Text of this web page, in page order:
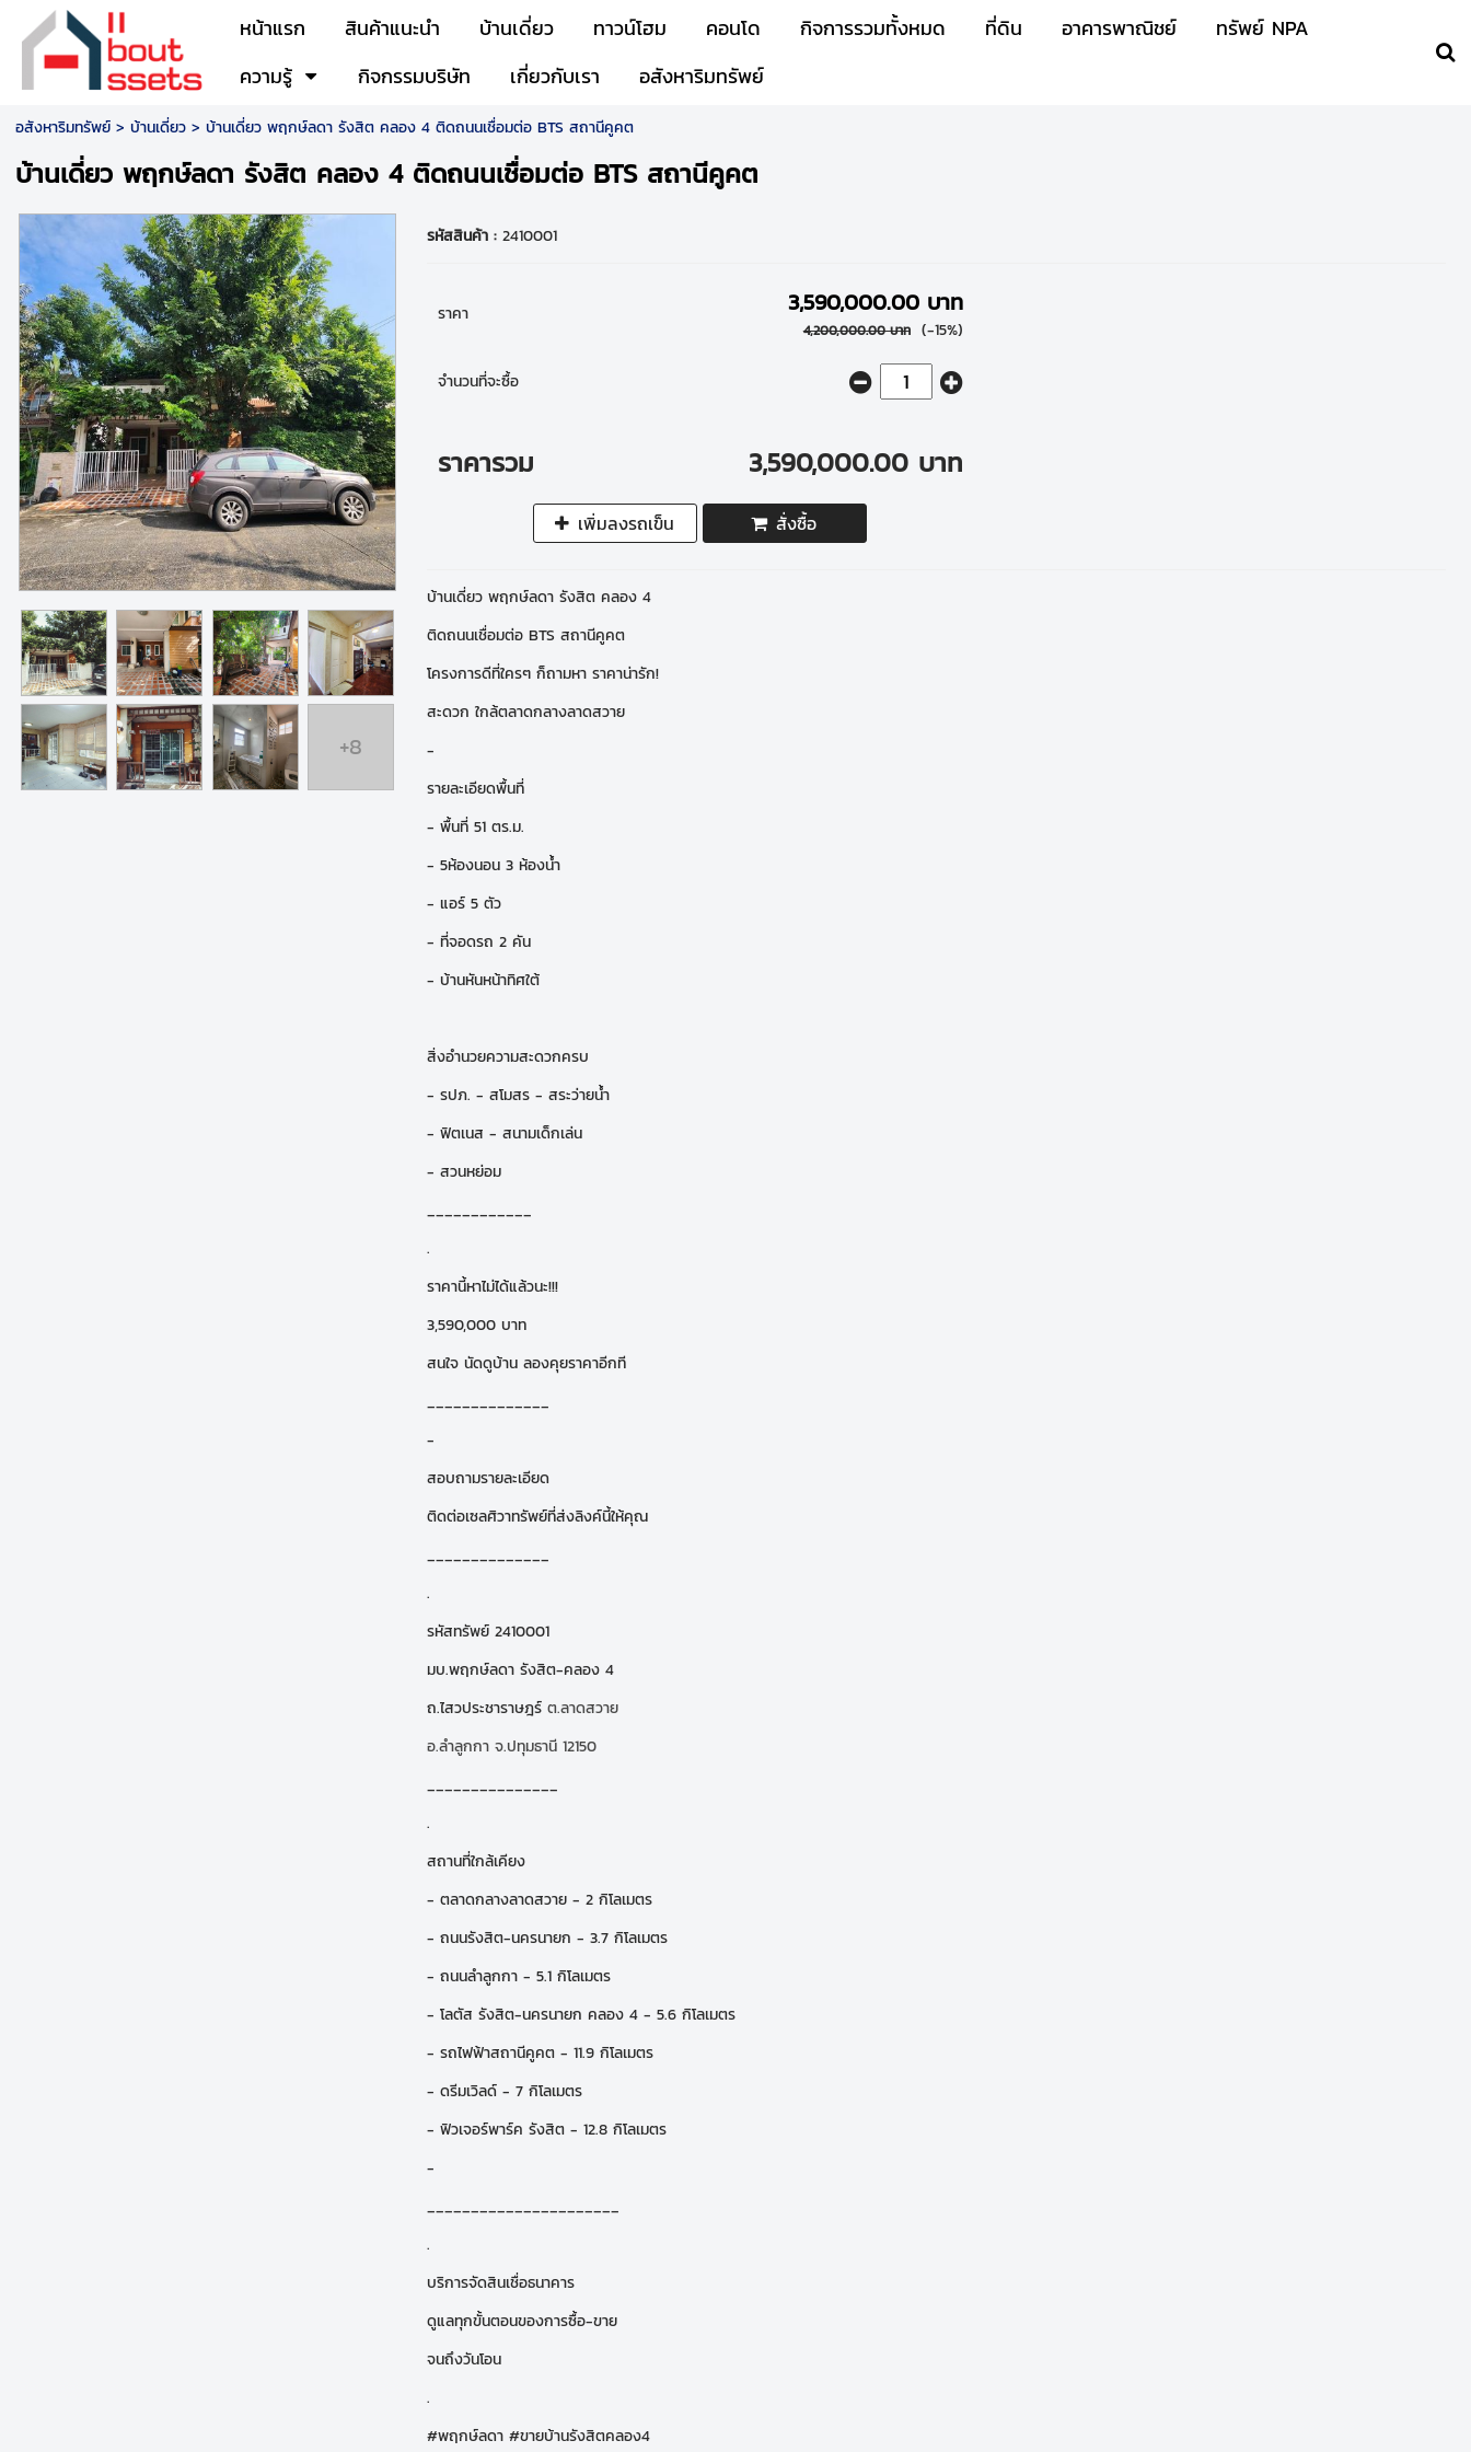
หน้าแรก สินค้าแนะนำ บ้านเดี่ยว ทาวน์โฮม คอนโด กิจการรวมทั้งหมด ที่ดิน อาคารพาณิชย์
ทรัพย์ NPA
ความรู้
กิจกรรมบริษัท เกี่ยวกับเรา อสังหาริมทรัพย์
อสังหาริมทรัพย์> บ้านเดี่ยว> บ้านเดี่ยว พฤกษ์ลดา รังสิต คลอง 4 ติดถนนเชื่อมต่อ BTS สถานีคูคต
บ้านเดี่ยว พฤกษ์ลดา รังสิต คลอง 4 ติดถนนเชื่อมต่อ BTS สถานีคูคต
+8
รหัสสินค้า : 2410001
ราคา 3,590,000.00 บาท
4,200,000.00 บาท (-15%)
จำนวนที่จะซื้อ
ราคารวม 3,590,000.00 บาท
เพิ่มลงรถเข็น สั่งซื้อ
บ้านเดี่ยว พฤกษ์ลดา รังสิต คลอง 4
ติดถนนเชื่อมต่อ BTS สถานีคูคต
โครงการดีที่ใครๆ ก็ถามหา ราคาน่ารัก!
สะดวก ใกล้ตลาดกลางลาดสวาย
-
รายละเอียดพื้นที่
- พื้นที่ 51 ตร.ม.
- 5ห้องนอน 3 ห้องน้ำ
- แอร์ 5 ตัว
- ที่จอดรถ 2 คัน
- บ้านหันหน้าทิศใต้
สิ่งอำนวยความสะดวกครบ
- รปภ. - สโมสร - สระว่ายน้ำ
- ฟิตเนส - สนามเด็กเล่น
- สวนหย่อม
____________
.
ราคานี้หาไม่ได้แล้วนะ!!!
3,590,000 บาท
สนใจ นัดดูบ้าน ลองคุยราคาอีกที
______________
-
สอบถามรายละเอียด
ติดต่อเซลศิวาทรัพย์ที่ส่งลิงค์นี้ให้คุณ
______________
.
รหัสทรัพย์ 2410001
มบ.พฤกษ์ลดา รังสิต-คลอง 4
ถ.ไสวประชาราษฎร์ต.ลาดสวาย
อ.ลำลูกกา จ.ปทุมธานี 12150
_______________
.
สถานที่ใกล้เคียง
- ตลาดกลางลาดสวาย - 2 กิโลเมตร
- ถนนรังสิต-นครนายก - 3.7 กิโลเมตร
- ถนนลำลูกกา - 5.1 กิโลเมตร
- โลตัส รังสิต-นครนายก คลอง 4 - 5.6 กิโลเมตร
- รถไฟฟ้าสถานีคูคต - 11.9 กิโลเมตร
- ดรีมเวิลด์ - 7 กิโลเมตร
- ฟิวเจอร์พาร์ค รังสิต - 12.8 กิโลเมตร
-
______________________
.
บริการจัดสินเชื่อธนาคาร
ดูแลทุกขั้นตอนของการซื้อ-ขาย
จนถึงวันโอน
.
#พฤกษ์ลดา #ขายบ้านรังสิตคลอง4